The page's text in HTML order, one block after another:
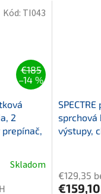
€185
–14 %
2
Skladom
Kód: TI043
sprchová
výstupy,
€129,35
€159,10